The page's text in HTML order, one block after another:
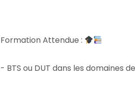
Formation Attendue :
- BTS ou DUT dans les domaines